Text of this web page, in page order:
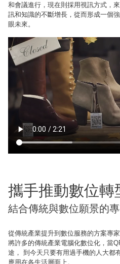
和會議進行，現在則採用視訊方式，
訊和知識的不斷增長，從而形成一個
眼未來。
攜手推動數位轉
結合傳統與數位願景的
從傳統產業提升到數位服務的方案專
將許多的傳統產業電腦化數位化，當
途， 到今天只要有用過手機的人大都
應用在各生活層面上。